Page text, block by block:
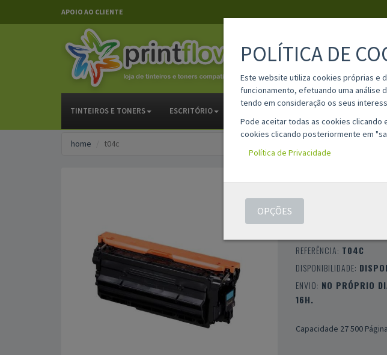
APOIO AO CLIENTE
TINTEIROS E TONERS ESCRITÓRIO MATERIAL ESCOLAR
home t04c
REFERÊNCIA: T04C
DISPONIBILIDADE:
ENVIO: NO PRÓPRIO
16H.
Capacidade 27 500
POLÍTICA DE
Este website utiliza cookies próprias e
funcionamento, efetuando uma análise
tendo em consideração os seus
Pode aceitar todas as cookies clicando
cookies clicando posteriormente em
Política de Privacidade
OPÇÕES